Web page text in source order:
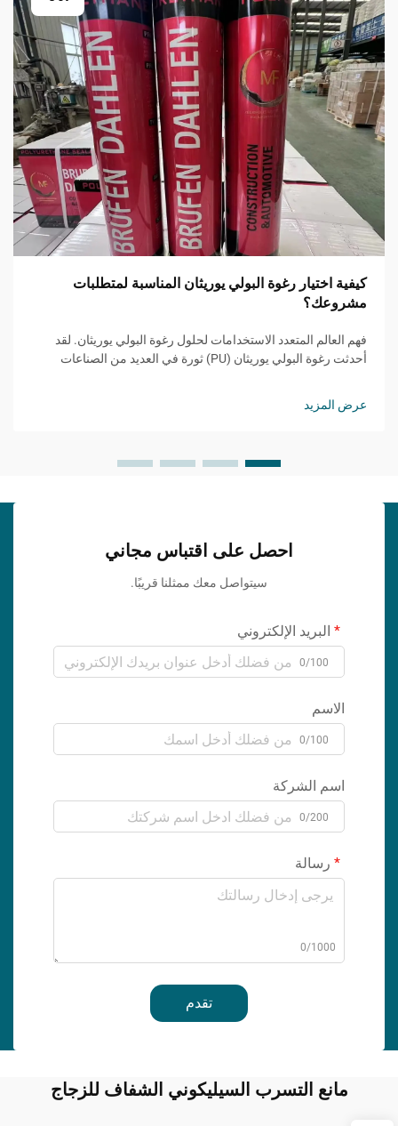
كيفية اختيار رغوة البولي يوريثان المناسبة لمتطلبات
مشروعك؟
فهم العالم المتعدد الاستخدامات لحلول رغوة البولي يوريثان. لقد
أحدثت رغوة البولي يوريثان (PU) ثورة في العديد من الصناعات
عرض المزيد
احصل على اقتباس مجاني
سيتواصل معك ممثلنا قريبًا.
البريد الإلكتروني
0/100
الاسم
0/100
اسم الشركة
0/200
رسالة
0/1000
تقدم
مانع التسرب السيليكوني الشفاف للزجاج